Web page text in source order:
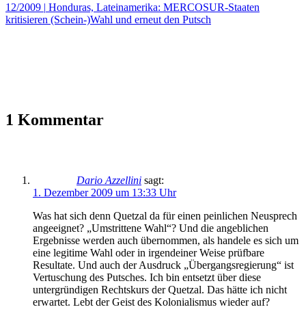
12/2009 | Honduras, Lateinamerika: MERCOSUR-Staaten
kritisieren (Schein-)Wahl und erneut den Putsch
1 Kommentar
Dario Azzellini sagt:
1. Dezember 2009 um 13:33 Uhr
Was hat sich denn Quetzal da für einen peinlichen Neusprech
angeeignet? „Umstrittene Wahl“? Und die angeblichen
Ergebnisse werden auch übernommen, als handele es sich um
eine legitime Wahl oder in irgendeiner Weise prüfbare
Resultate. Und auch der Ausdruck „Übergangsregierung“ ist
Vertuschung des Putsches. Ich bin entsetzt über diese
untergründigen Rechtskurs der Quetzal. Das hätte ich nicht
erwartet. Lebt der Geist des Kolonialismus wieder auf?